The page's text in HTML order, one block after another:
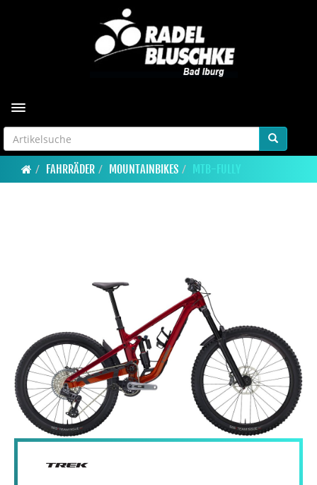
Toggle navigation
FAHRRÄDER MOUNTAINBIKES MTB-FULLY